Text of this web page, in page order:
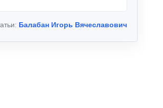
Балабан Игорь Вячеславович